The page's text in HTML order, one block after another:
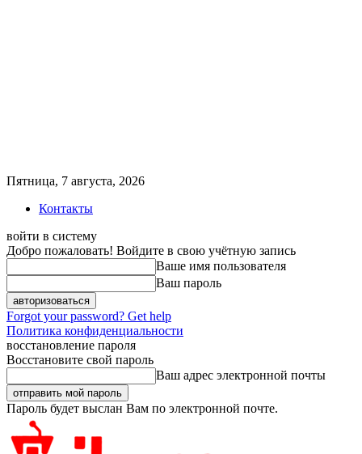
Пятница, 7 августа, 2026
Контакты
войти в систему
Добро пожаловать! Войдите в свою учётную запись
Ваше имя пользователя
Ваш пароль
Forgot your password? Get help
Политика конфиденциальности
восстановление пароля
Восстановите свой пароль
Ваш адрес электронной почты
Пароль будет выслан Вам по электронной почте.